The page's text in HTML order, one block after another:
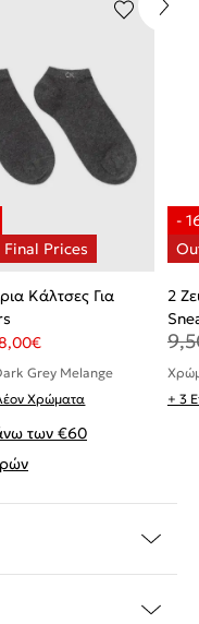
Κάλτσες Για
€
Grey Melange
Χρώματα
2
+ 3
των €60